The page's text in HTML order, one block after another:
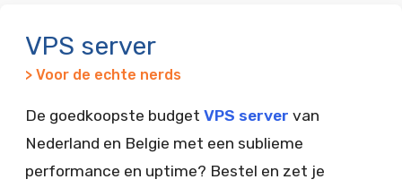
VPS server
> Voor de echte nerds
De goedkoopste budget VPS server van
Nederland en Belgie met een sublieme
performance en uptime? Bestel en zet je